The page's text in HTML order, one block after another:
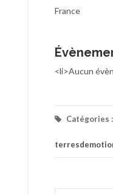
France
<li>Aucun
Catégories :